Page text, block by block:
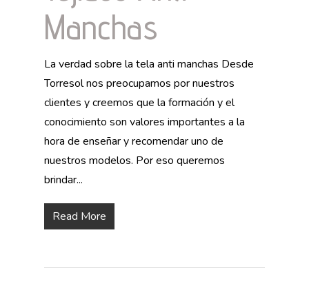
Manchas
La verdad sobre la tela anti manchas Desde
Torresol nos preocupamos por nuestros
clientes y creemos que la formación y el
conocimiento son valores importantes a la
hora de enseñar y recomendar uno de
nuestros modelos. Por eso queremos
brindar...
Read More